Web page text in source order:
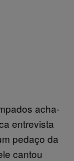
acha-
entrevista
pedaço da
cantou